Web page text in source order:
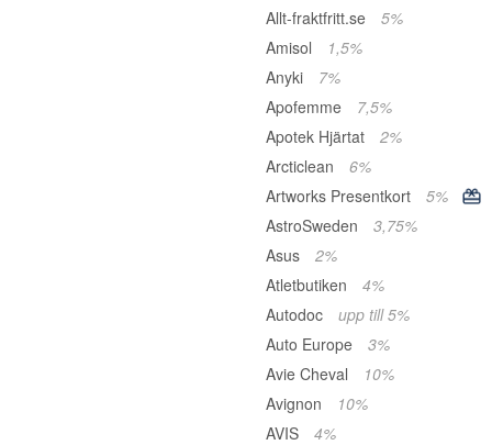
Allt-fraktfritt.se
5%
Amisol
1,5%
Anyki
7%
Apofemme
7,5%
Apotek Hjärtat
2%
Arcticlean
6%
Artworks Presentkort
5%
AstroSweden
3,75%
Asus
2%
Atletbutiken
4%
Autodoc
upp till 5%
Auto Europe
3%
Avie Cheval
10%
Avignon
10%
AVIS
4%